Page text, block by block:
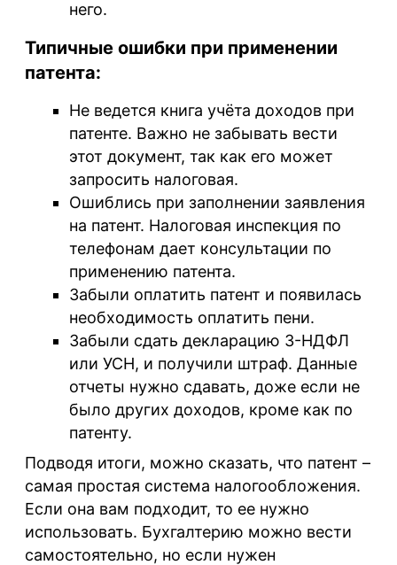
него.
Типичные ошибки при применении
патента:
Не ведется книга учёта доходов при
патенте. Важно не забывать вести
этот документ, так как его может
запросить налоговая.
Ошиблись при заполнении заявления
на патент. Налоговая инспекция по
телефонам дает консультации по
применению патента.
Забыли оплатить патент и появилась
необходимость оплатить пени.
Забыли сдать декларацию 3-НДФЛ
или УСН, и получили штраф. Данные
отчеты нужно сдавать, доже если не
было других доходов, кроме как по
патенту.
Подводя итоги, можно сказать, что патент –
самая простая система налогообложения.
Если она вам подходит, то ее нужно
использовать. Бухгалтерию можно вести
самостоятельно, но если нужен